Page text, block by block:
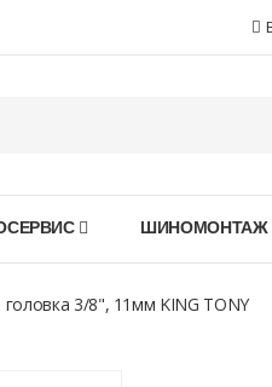
ШИНОМОНТАЖ
3/8", 11мм KING TONY